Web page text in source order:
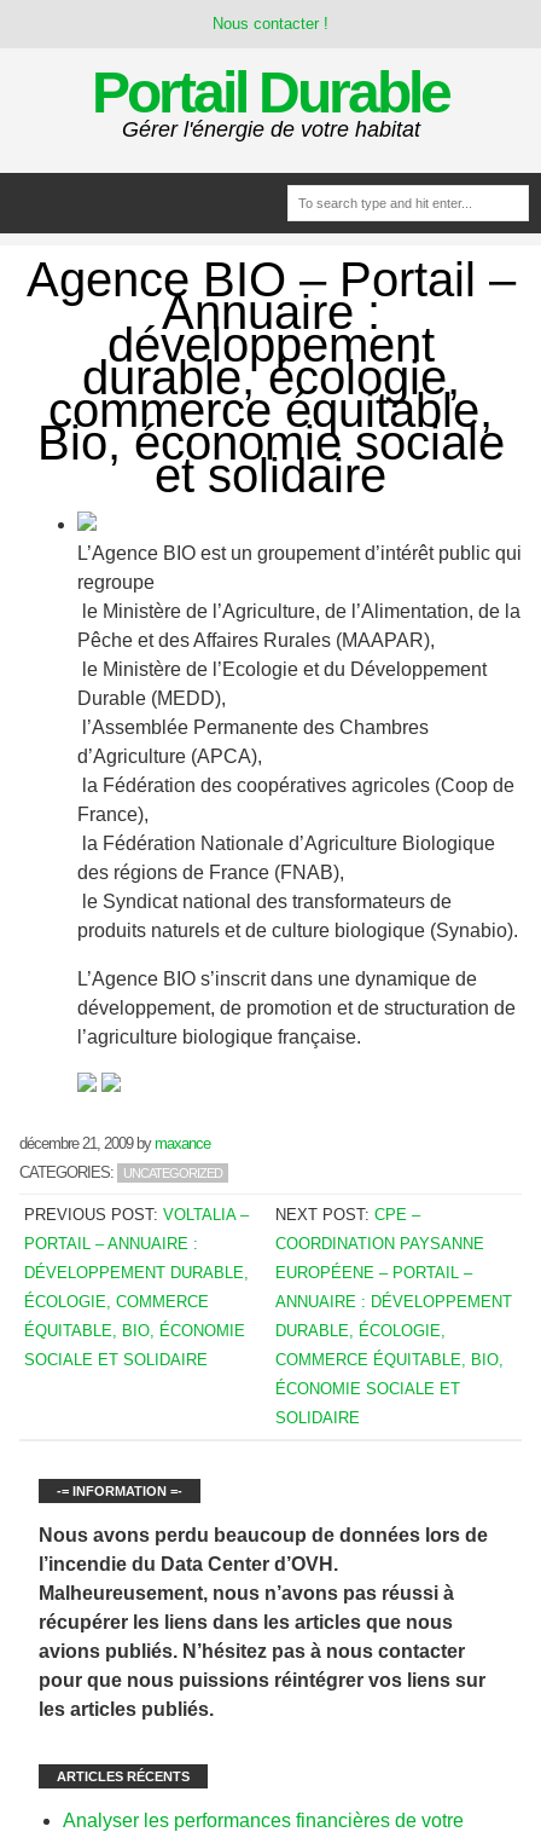
Nous contacter !
Portail Durable
Gérer l'énergie de votre habitat
Agence BIO – Portail –
Annuaire :
développement
durable, écologie,
commerce équitable,
Bio, économie sociale
et solidaire
L’Agence BIO est un groupement d’intérêt public qui
regroupe
le Ministère de l’Agriculture, de l’Alimentation, de la
Pêche et des Affaires Rurales (MAAPAR),
le Ministère de l’Ecologie et du Développement
Durable (MEDD),
l’Assemblée Permanente des Chambres
d’Agriculture (APCA),
la Fédération des coopératives agricoles (Coop de
France),
la Fédération Nationale d’Agriculture Biologique
des régions de France (FNAB),
le Syndicat national des transformateurs de
produits naturels et de culture biologique (Synabio).
L’Agence BIO s’inscrit dans une dynamique de
développement, de promotion et de structuration de
l’agriculture biologique française.
décembre 21, 2009bymaxance
CATEGORIES:
UNCATEGORIZED
PREVIOUS POST:VOLTALIA –
PORTAIL – ANNUAIRE :
DÉVELOPPEMENT DURABLE,
ÉCOLOGIE, COMMERCE
ÉQUITABLE, BIO, ÉCONOMIE
SOCIALE ET SOLIDAIRE
NEXT POST:CPE –
COORDINATION PAYSANNE
EUROPÉENE – PORTAIL –
ANNUAIRE : DÉVELOPPEMENT
DURABLE, ÉCOLOGIE,
COMMERCE ÉQUITABLE, BIO,
ÉCONOMIE SOCIALE ET
SOLIDAIRE
-= INFORMATION =-
Nous avons perdu beaucoup de données lors de
l’incendie du Data Center d’OVH.
Malheureusement, nous n’avons pas réussi à
récupérer les liens dans les articles que nous
avions publiés. N’hésitez pas à nous contacter
pour que nous puissions réintégrer vos liens sur
les articles publiés.
ARTICLES RÉCENTS
Analyser les performances financières de votre